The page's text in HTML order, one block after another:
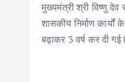
मुख्यमंत्री श्री विष्णु
शासकीय निर्माण
बढ़ाकर 3 वर्ष कर दी गई